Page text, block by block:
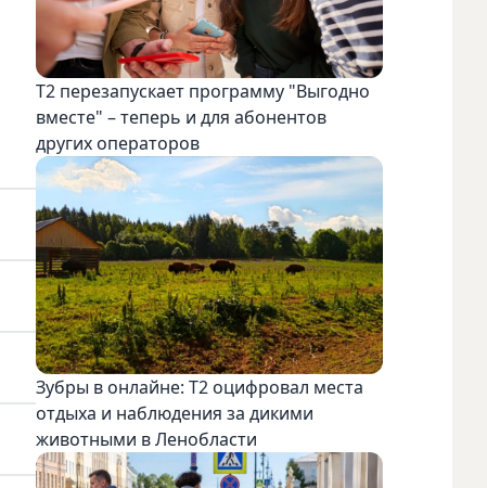
Т2 перезапускает программу "Выгодно
вместе" – теперь и для абонентов
других операторов
Зубры в онлайне: Т2 оцифровал места
отдыха и наблюдения за дикими
животными в Ленобласти